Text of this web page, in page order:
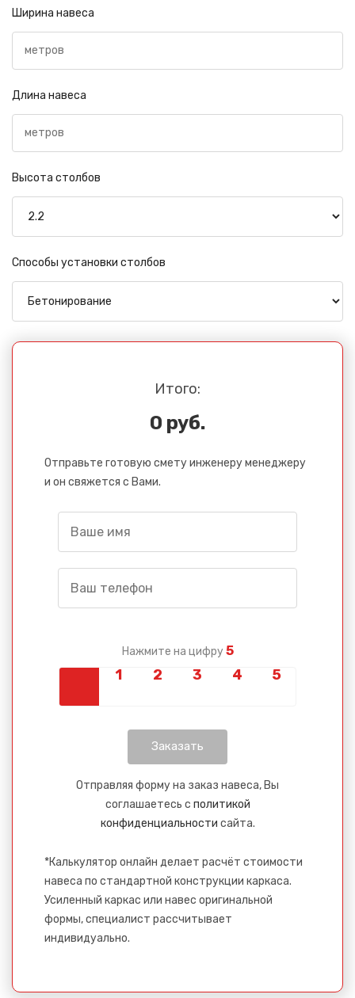
Ширина навеса
Длина навеса
Высота столбов
Способы установки столбов
Итого:
0 руб.
Отправьте готовую смету инженеру менеджеру
и он свяжется с Вами.
Нажмите на цифру 5
Отправляя форму на заказ навеса, Вы
соглашаетесь с политикой
конфиденциальности сайта.
*Калькулятор онлайн делает расчёт стоимости
навеса по стандартной конструкции каркаса.
Усиленный каркас или навес оригинальной
формы, специалист рассчитывает
индивидуально.